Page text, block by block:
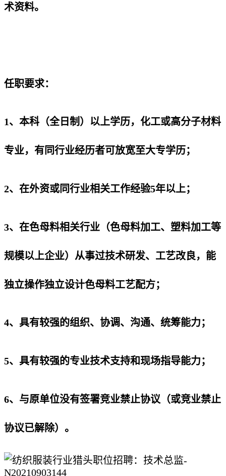
术资料。
任职要求：
1、本科（全日制）以上学历，化工或高分子材料
专业，有同行业经历者可放宽至大专学历；
2、在外资或同行业相关工作经验5年以上；
3、在色母料相关行业（色母料加工、塑料加工等
规模以上企业）从事过技术研发、工艺改良，能
独立操作独立设计色母料工艺配方；
4、具有较强的组织、协调、沟通、统筹能力；
5、具有较强的专业技术支持和现场指导能力；
6、与原单位没有签署竞业禁止协议（或竞业禁止
协议已解除）。